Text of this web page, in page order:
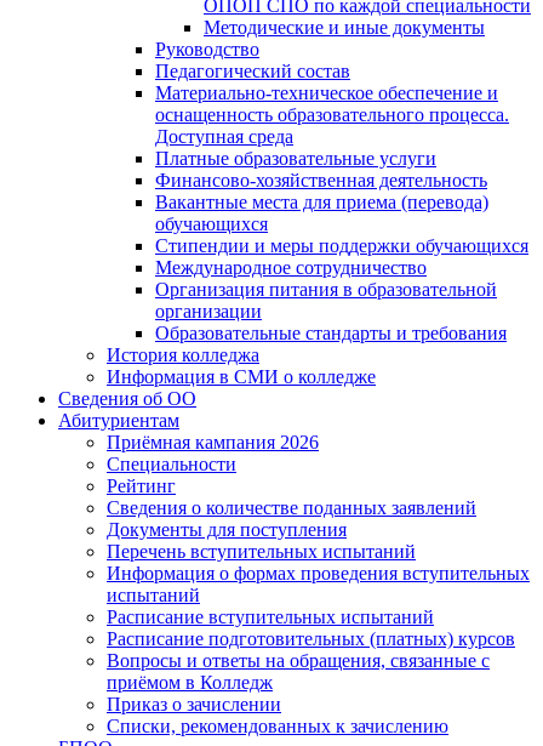
ОПОП СПО по каждой специальности
Методические и иные документы
Руководство
Педагогический состав
Материально-техническое обеспечение и
оснащенность образовательного процесса.
Доступная среда
Платные образовательные услуги
Финансово-хозяйственная деятельность
Вакантные места для приема (перевода)
обучающихся
Стипендии и меры поддержки обучающихся
Международное сотрудничество
Организация питания в образовательной
организации
Образовательные стандарты и требования
История колледжа
Информация в СМИ о колледже
Сведения об ОО
Абитуриентам
Приёмная кампания 2026
Специальности
Рейтинг
Сведения о количестве поданных заявлений
Документы для поступления
Перечень вступительных испытаний
Информация о формах проведения вступительных
испытаний
Расписание вступительных испытаний
Расписание подготовительных (платных) курсов
Вопросы и ответы на обращения, связанные с
приёмом в Колледж
Приказ о зачислении
Списки, рекомендованных к зачислению